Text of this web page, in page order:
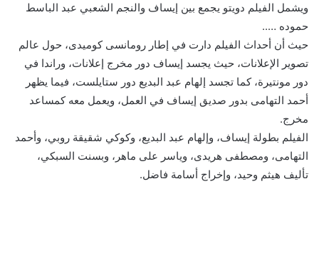
ويشمل الفيلم دويتو يجمع بين إيساف والنجم الشعبي عبد الباسط
حموده …..
حيث أن أحداث الفيلم دارت في إطار رومانسى كوميدى، حول عالم
تصوير الإعلانات، حيث يجسد إيساف دور مخرج إعلانات، وراندا في
دور مونتيرة، كما تجسد إلهام عبد البديع دور ستايلست، فيما يظهر
أحمد التهامى بدور صديق إيساف في العمل، ويعمل معه كمساعد
مخرج.
الفيلم بطولة إيساف، وإلهام عبد البديع، وكوكي شقيقة روبي، وأحمد
التهامى، ومصطفى هريدى، وياسر على ماهر، وبسنت السبكي،
تأليف هيثم وحيد، وإخراج أسامة فاضل.